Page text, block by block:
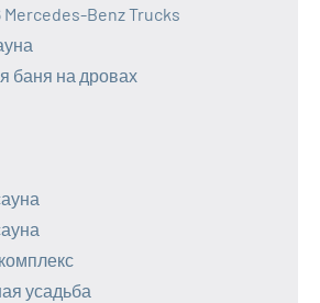
Mercedes-Benz Trucks
баня на дровах
усадьба